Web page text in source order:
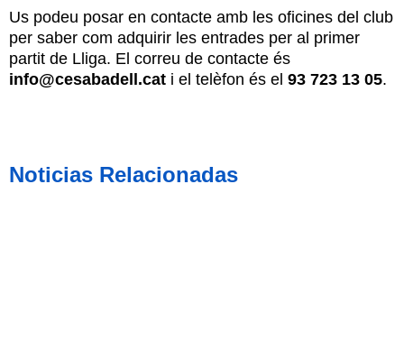
Us podeu posar en contacte amb les oficines del club
per saber com adquirir les entrades per al primer
partit de Lliga. El correu de contacte és
info@cesabadell.cat i el telèfon és el 93 723 13 05.
Noticias Relacionadas